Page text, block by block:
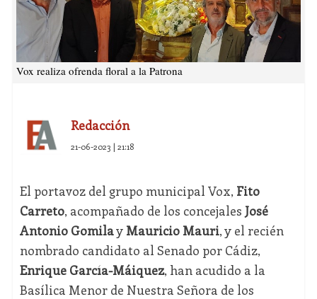
Vox realiza ofrenda floral a la Patrona
Redacción
21-06-2023 | 21:18
El portavoz del grupo municipal Vox, Fito
Carreto, acompañado de los concejales José
Antonio Gomilay Mauricio Mauri, y el recién
nombrado candidato al Senado por Cádiz,
Enrique García-Máiquez, han acudido a la
Basílica Menor de Nuestra Señora de los